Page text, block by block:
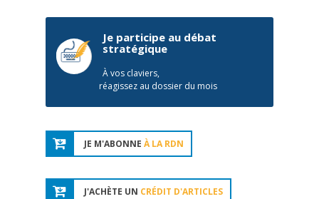
Je participe au débat
stratégique
À vos claviers,
réagissez au dossier du mois
JE M'ABONNE À LA RDN
J'ACHÈTE UN CRÉDIT D'ARTICLES